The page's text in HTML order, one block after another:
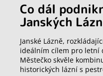
Co dál
Janských
Janské Lázně,
ideálním cílem pro letní
Městečko skvěle
historických lázní s